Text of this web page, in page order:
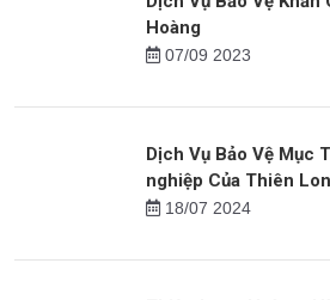
Tin mới
Dịch Vụ Bảo Vệ Khẩn
Hoàng